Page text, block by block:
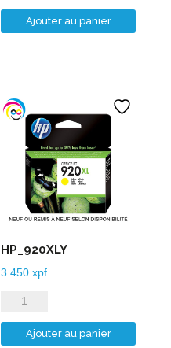
de
HP_920XLC
Ajouter au panier
HP_920XLY
3 450xpf
quantité
de
HP_920XLY
Ajouter au panier